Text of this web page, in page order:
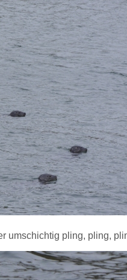
umschichtig pling, pling,